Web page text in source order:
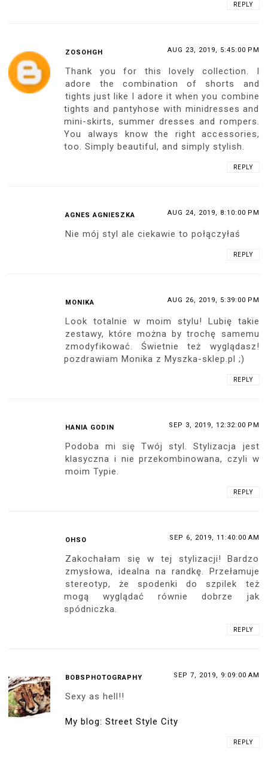
REPLY
ZOSOHGH AUG 23, 2019, 5:45:00 PM
Thank you for this lovely collection. I
adore the combination of shorts and
tights just like I adore it when you combine
tights and pantyhose with minidresses and
mini-skirts, summer dresses and rompers.
You always know the right accessories,
too. Simply beautiful, and simply stylish.
REPLY
AGNES AGNIESZKA AUG 24, 2019, 8:10:00 PM
Nie mój styl ale ciekawie to połączyłaś
REPLY
MONIKA AUG 26, 2019, 5:39:00 PM
Look totalnie w moim stylu! Lubię takie
zestawy, które można by trochę samemu
zmodyfikować. Świetnie też wyglądasz!
pozdrawiam Monika z Myszka-sklep.pl ;)
REPLY
HANIA GODIN SEP 3, 2019, 12:32:00 PM
Podoba mi się Twój styl. Stylizacja jest
klasyczna i nie przekombinowana, czyli w
moim Typie.
REPLY
OHSO SEP 6, 2019, 11:40:00 AM
Zakochałam się w tej stylizacji! Bardzo
zmysłowa, idealna na randkę. Przełamuje
stereotyp, że spodenki do szpilek też
mogą wyglądać równie dobrze jak
spódniczka.
REPLY
BOBSPHOTOGRAPHY SEP 7, 2019, 9:09:00 AM
Sexy as hell!!
My blog: Street Style City
REPLY